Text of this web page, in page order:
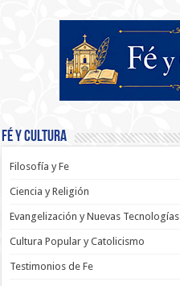
Fé y Cultura
Filosofía y Fe
Ciencia y Religión
Evangelización y Nuevas Tecnologías
Cultura Popular y Catolicismo
Testimonios de Fe